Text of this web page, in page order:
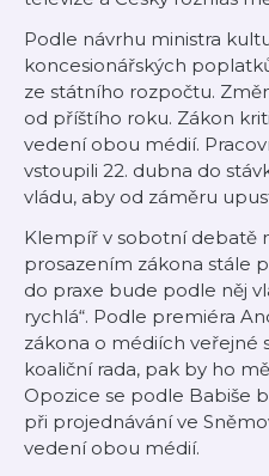
Podle návrhu ministra
koncesionářských
ze státního rozpočtu.
od příštího roku. Zákon
vedení obou médií.
vstoupili 22. dubna do
vládu, aby od záměru
Klempíř v sobotní debatě
prosazením zákona stále
do praxe bude podle něj
rychlá“. Podle premiéra
zákona o médiích veřejné
koaliční rada, pak by ho
Opozice se podle Babiše
při projednávání ve
vedení obou médií.